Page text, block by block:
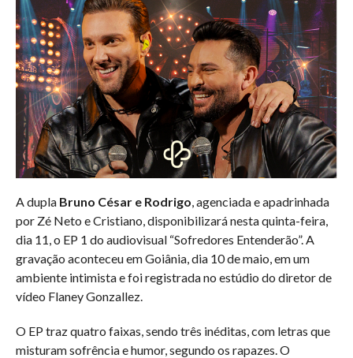
A dupla Bruno César e Rodrigo , agenciada e apadrinhada
por Zé Neto e Cristiano, disponibilizará nesta quinta-feira,
dia 11, o EP 1 do audiovisual “Sofredores Entenderão”. A
gravação aconteceu em Goiânia, dia 10 de maio, em um
ambiente intimista e foi registrada no estúdio do diretor de
vídeo Flaney Gonzallez.
O EP traz quatro faixas, sendo três inéditas, com letras que
misturam sofrência e humor, segundo os rapazes. O